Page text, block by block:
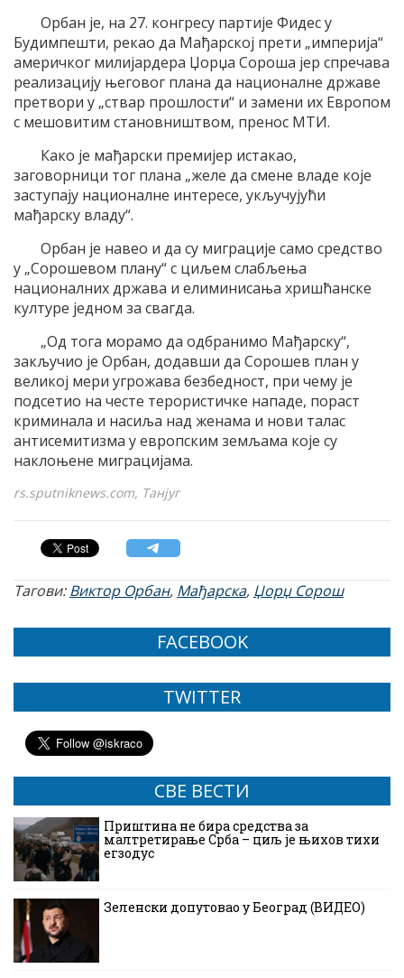
Орбан је, на 27. конгресу партије Фидес у
Будимпешти, рекао да Мађарској прети „империја“
америчког милијардера Џорџа Сороша јер спречава
реализацију његовог плана да националне државе
претвори у „ствар прошлости“ и замени их Европом
с мешовитим становништвом, пренос МТИ.
Како је мађарски премијер истакао,
заговорници тог плана „желе да смене владе које
заступају националне интересе, укључујући
мађарску владу“.
Орбан је навео и да су миграције само средство
у „Сорошевом плану“ с циљем слабљења
националних држава и елиминисања хришћанске
културе једном за свагда.
„Од тога морамо да одбранимо Мађарску“,
закључио је Орбан, додавши да Сорошев план у
великој мери угрожава безбедност, при чему је
подсетио на честе терористичке нападе, пораст
криминала и насиља над женама и нови талас
антисемитизма у европским земљама које су
наклоњене миграцијама.
rs.sputniknews.com, Танјуг
Тагови:Виктор Орбан, Мађарска, Џорџ Сорош
FACEBOOK
TWITTER
СВЕ ВЕСТИ
Приштина не бира средства за
малтретирање Срба – циљ је њихов тихи
егзодус
Зеленски допутовао у Београд (ВИДЕО)